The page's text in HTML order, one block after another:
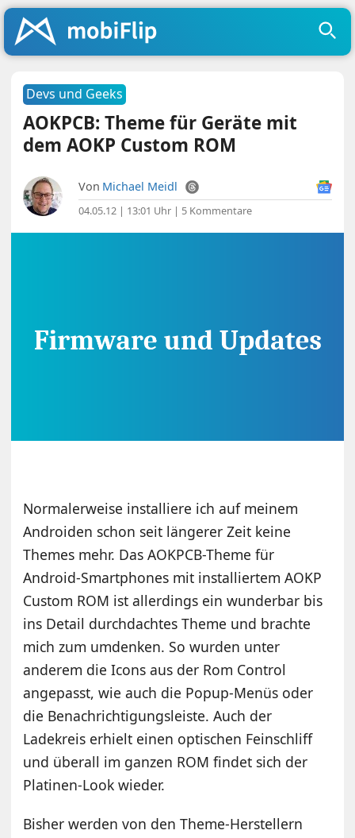
Devs und Geeks
AOKPCB: Theme für Geräte mit
dem AOKP Custom ROM
Von Michael Meidl
04.05.12 | 13:01 Uhr | 5 Kommentare
Normalerweise installiere ich auf meinem
Androiden schon seit längerer Zeit keine
Themes mehr. Das AOKPCB-Theme für
Android-Smartphones mit installiertem AOKP
Custom ROM ist allerdings ein wunderbar bis
ins Detail durchdachtes Theme und brachte
mich zum umdenken. So wurden unter
anderem die Icons aus der Rom Control
angepasst, wie auch die Popup-Menüs oder
die Benachrichtigungsleiste. Auch der
Ladekreis erhielt einen optischen Feinschliff
und überall im ganzen ROM findet sich der
Platinen-Look wieder.
Bisher werden von den Theme-Herstellern